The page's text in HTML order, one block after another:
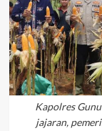
Kapolres
jajaran,